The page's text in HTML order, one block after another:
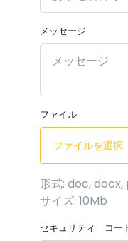
メッセージ
ファイル
ファイルを選択
形式: doc, docx,
サイズ: 10Mb
セキュリティ コー